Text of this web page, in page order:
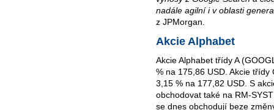
nadále agilní i v oblasti
z JPMorgan.
Akcie Alphabet
Akcie Alphabet třídy A
% na 175,86 USD. Akcie
3,15 % na 177,82 USD. S
obchodovat také na RM-
se dnes obchodují beze